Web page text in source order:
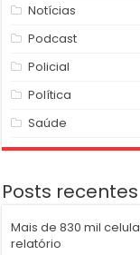
Notícias
Podcast
Policial
Política
Saúde
Posts recentes
Mais de 830 mil
relatório